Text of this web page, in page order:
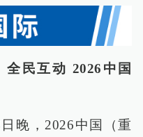
民互动 2026中国
晚，2026中国（重